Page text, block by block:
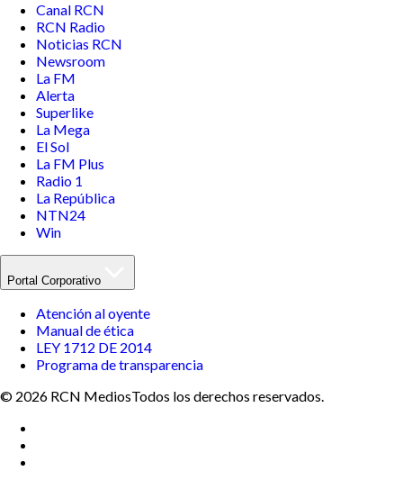
Canal RCN
RCN Radio
Noticias RCN
Newsroom
La FM
Alerta
Superlike
La Mega
El Sol
La FM Plus
Radio 1
La República
NTN24
Win
Portal Corporativo
Atención al oyente
Manual de ética
LEY 1712 DE 2014
Programa de transparencia
© 2026 RCN MediosTodos los derechos reservados.